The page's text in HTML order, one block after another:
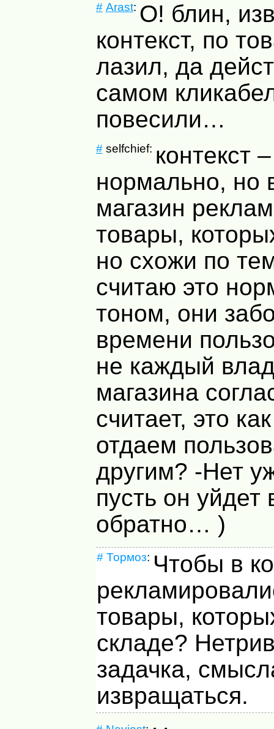
# Arast: О! блин,
контекст, по
лазил, да
самом
повесили…
#selfchief: контекст
нормально, но
магазин
товары,
но схожи по
считаю это
тоном, они
времени
не каждый
магазина
считает, это
отдаем
другим? -Нет
пусть он уйдет
обратно… )
# Тормоз: Чтобы в
товары,
складе?
задачка,
извращаться.